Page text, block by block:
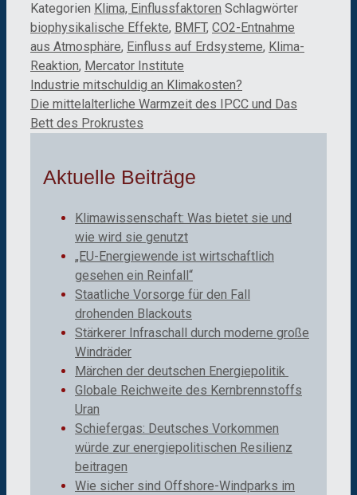
Kategorien Klima, Einflussfaktoren Schlagwörter
biophysikalische Effekte, BMFT, CO2-Entnahme
aus Atmosphäre, Einfluss auf Erdsysteme, Klima-
Reaktion, Mercator Institute
Industrie mitschuldig an Klimakosten?
Die mittelalterliche Warmzeit des IPCC und Das
Bett des Prokrustes
Aktuelle Beiträge
Klimawissenschaft: Was bietet sie und
wie wird sie genutzt
„EU-Energiewende ist wirtschaftlich
gesehen ein Reinfall“
Staatliche Vorsorge für den Fall
drohenden Blackouts
Stärkerer Infraschall durch moderne große
Windräder
Märchen der deutschen Energiepolitik
Globale Reichweite des Kernbrennstoffs
Uran
Schiefergas: Deutsches Vorkommen
würde zur energiepolitischen Resilienz
beitragen
Wie sicher sind Offshore-Windparks im